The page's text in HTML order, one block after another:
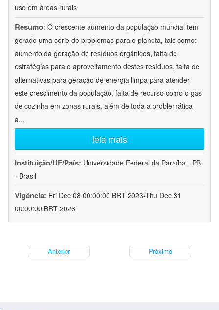
uso em áreas rurais
Resumo: O crescente aumento da população mundial tem
gerado uma série de problemas para o planeta, tais como:
aumento da geração de resíduos orgânicos, falta de
estratégias para o aproveitamento destes resíduos, falta de
alternativas para geração de energia limpa para atender
este crescimento da população, falta de recurso como o gás
de cozinha em zonas rurais, além de toda a problemática
a...
leia mais
Instituição/UF/País: Universidade Federal da Paraíba - PB
- Brasil
Vigência: Fri Dec 08 00:00:00 BRT 2023-Thu Dec 31
00:00:00 BRT 2026
Anterior Próximo